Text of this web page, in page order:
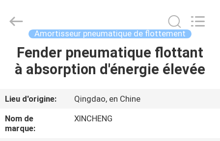
MAISON
VR
SHOW
Products
Reserved.
Amortisseur pneumatique de flottement
Fender pneumatique flottant
à absorption d'énergie élevée
Lieu d'origine:
Qingdao, en Chine
Nom de
marque:
XINCHENG